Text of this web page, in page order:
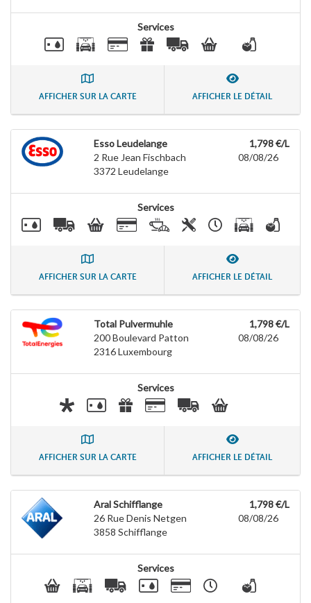
Services
AFFICHER SUR LA CARTE AFFICHER LE DÉTAIL
Esso Leudelange
2 Rue Jean Fischbach
3372 Leudelange
1,798 €/L
08/08/26
Services
AFFICHER SUR LA CARTE AFFICHER LE DÉTAIL
Total Pulvermuhle
200 Boulevard Patton
2316Luxembourg
1,798 €/L
08/08/26
Services
AFFICHER SUR LA CARTE AFFICHER LE DÉTAIL
Aral Schifflange
26 Rue Denis Netgen
3858 Schifflange
1,798 €/L
08/08/26
Services